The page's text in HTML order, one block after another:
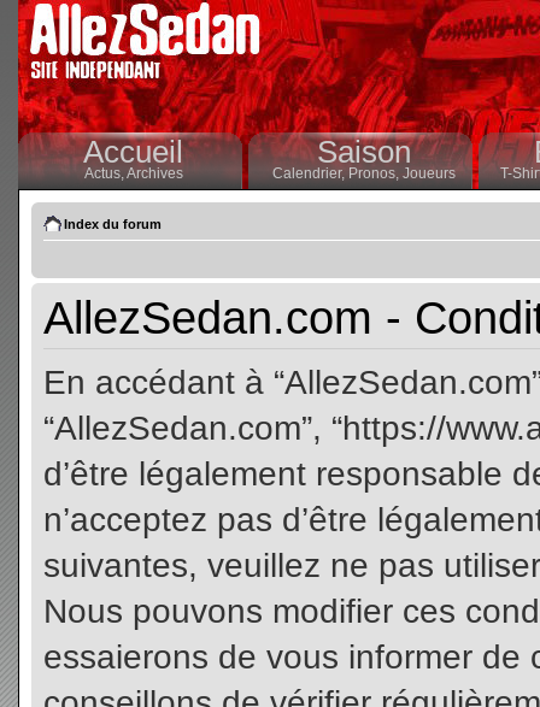
Accueil
Actus,Archives
Saison
Calendrier,Pronos, Joueurs T-
Index du forum
AllezSedan.com -
En accédant à
“AllezSedan.com”, “https://
d’être légalement responsable
n’acceptez pas d’être
suivantes, veuillez ne pas
Nous pouvons modifier ces
essaierons de vous informer